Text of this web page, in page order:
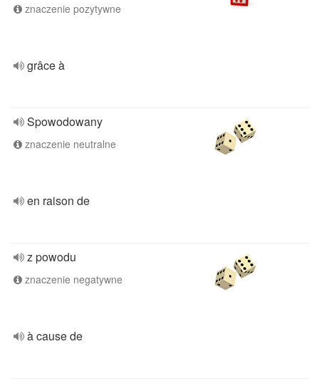
znaczenie pozytywne
grâce à
Spowodowany
znaczenie neutralne
en raison de
z powodu
znaczenie negatywne
à cause de